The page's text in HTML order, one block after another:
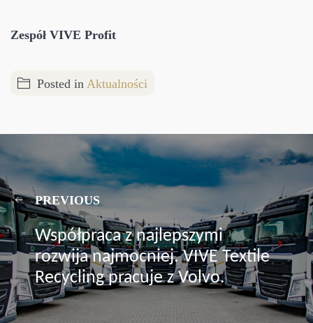
Zespół VIVE Profit
Posted in Aktualności
PREVIOUS
Współpraca z najlepszymi
rozwija najmocniej. VIVE Textile
Recycling pracuje z Volvo.